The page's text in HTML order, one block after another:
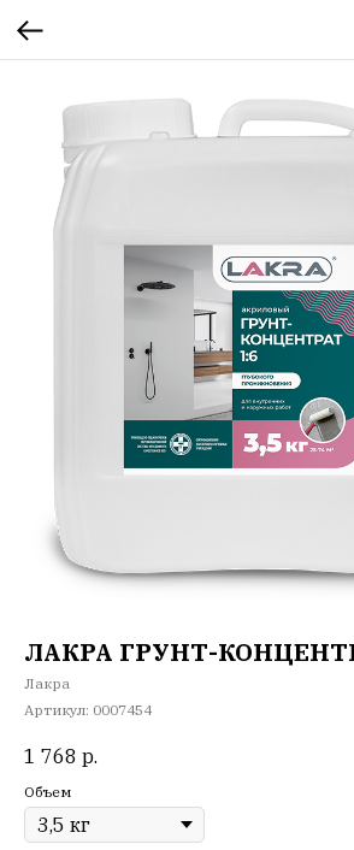
ЛАКРА ГРУНТ-
Лакра
Артикул: 0007454
1 768 р.
Объем